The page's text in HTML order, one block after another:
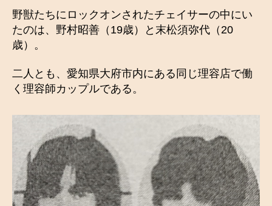
野獣たちにロックオンされたチェイサーの中にい
たのは、野村昭善（19歳）と末松須弥代（20
歳）。
二人とも、愛知県大府市内にある同じ理容店で働
く理容師カップルである。